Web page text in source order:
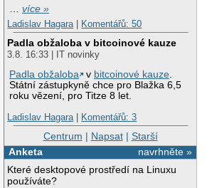
…více »
Ladislav Hagara| Komentářů: 50
Padla obžaloba v bitcoinové kauze
3.8. 16:33 | IT novinky
Padla obžaloba
v bitcoinové kauze.
Státní zástupkyně chce pro Blažka 6,5
roku vězení, pro Titze 8 let.
Ladislav Hagara| Komentářů: 3
Centrum | Napsat| Starší
navrhněte »
Anketa
Které desktopové prostředí na Linuxu
používáte?